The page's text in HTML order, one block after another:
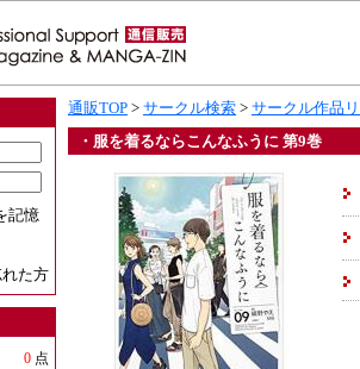
記憶
た方
0 点
通販TOP > サークル検索 > サークル作品
・服を着るならこんなふうに 第9巻